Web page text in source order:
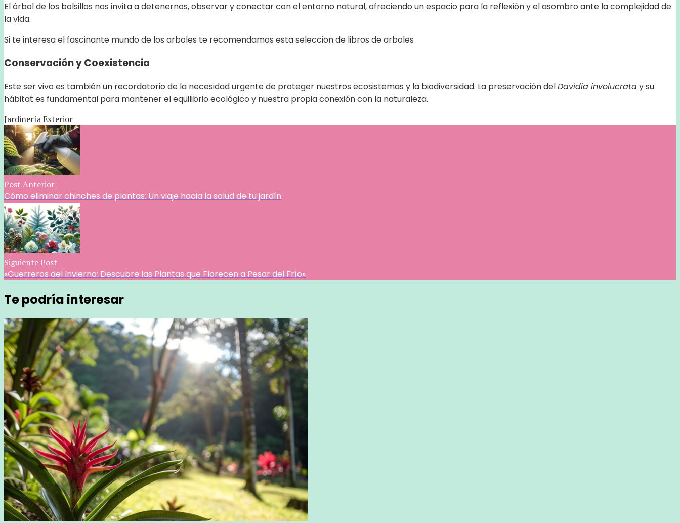
El árbol de los bolsillos nos invita a detenernos, observar y conectar con el entorno natural, ofreciendo un espacio para la reflexión y el asombro ante la complejidad de
la vida.
Si te interesa el fascinante mundo de los arboles te recomendamos esta seleccion de libros de arboles
Conservación y Coexistencia
Este ser vivo es también un recordatorio de la necesidad urgente de proteger nuestros ecosistemas y la biodiversidad. La preservación delDavidia involucratay su
hábitat es fundamental para mantener el equilibrio ecológico y nuestra propia conexión con la naturaleza.
Jardinería Exterior
Post Anterior
Cómo eliminar chinches de plantas: Un viaje hacia la salud de tu jardín
Siguiente Post
«Guerreros del Invierno: Descubre las Plantas que Florecen a Pesar del Frío»
Te podría interesar